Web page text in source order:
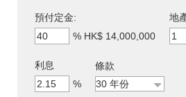
預付定金:
% HK$ 14,000,000
地
利息
%
條款